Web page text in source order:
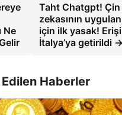
Ne
Taht Chatgpt! Çin
zekasının
için ilk yasak!
İtalya’ya getirildi →
Haberler